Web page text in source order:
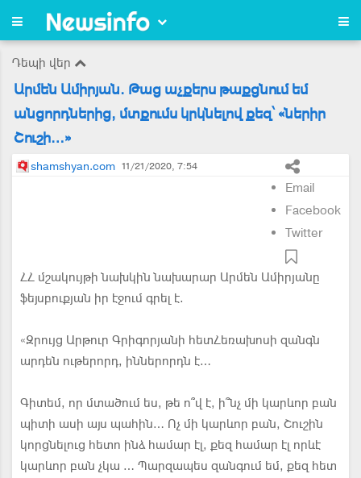
Դեպի վեր
Արմեն Ամիրյան. Թաց աչքերս թաքցնում եմ
անցորդներից, մտքումս կրկնելով քեզ՝ «ներիր
Շուշի…»
shamshyan.com 11/21/2020, 7:54
Email
Facebook
Twitter
ՀՀ մշակույթի նախկին նախարար Արմեն Ամիրյանը
ֆեյսբուքյան իր էջում գրել է.
«Զրույց Արթուր Գրիգորյանի հետՀեռախոսի զանգն
արդեն ութերորդ, իններորդն է…
Գիտեմ, որ մտածում ես, թե ո՞վ է, ի՞նչ մի կարևոր բան
պիտի ասի այս պահին… Ոչ մի կարևոր բան, Շուշին
կորցնելուց հետո ինձ համար էլ, քեզ համար էլ որևէ
կարևոր բան չկա … Պարզապես զանգում եմ, քեզ հետ